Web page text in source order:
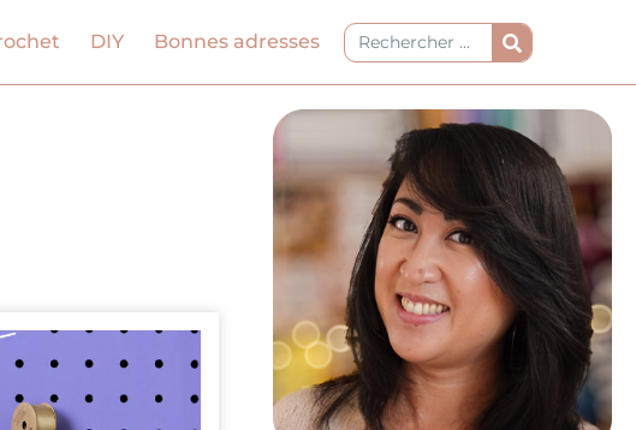
DIY Bonnes adresses Rechercher